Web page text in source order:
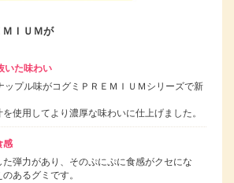
ＩＵＭが
いた味わい
ップル味がコグミＰＲＥＭＩＵＭシリーズで新
使用してより濃厚な味わいに仕上げました。
感
弾力があり、そのぷにぷに食感がクセにな
あるグミです。